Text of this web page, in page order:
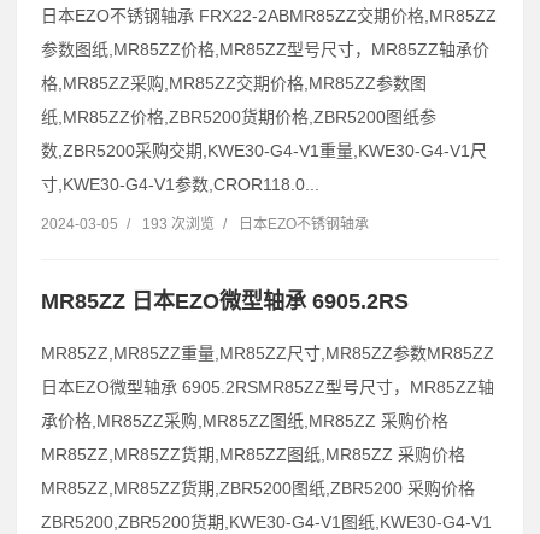
日本EZO不锈钢轴承 FRX22-2ABMR85ZZ交期价格,MR85ZZ
参数图纸,MR85ZZ价格,MR85ZZ型号尺寸，MR85ZZ轴承价
格,MR85ZZ采购,MR85ZZ交期价格,MR85ZZ参数图
纸,MR85ZZ价格,ZBR5200货期价格,ZBR5200图纸参
数,ZBR5200采购交期,KWE30-G4-V1重量,KWE30-G4-V1尺
寸,KWE30-G4-V1参数,CROR118.0...
2024-03-05 / 193 次浏览 / 日本EZO不锈钢轴承
MR85ZZ 日本EZO微型轴承 6905.2RS
MR85ZZ,MR85ZZ重量,MR85ZZ尺寸,MR85ZZ参数MR85ZZ
日本EZO微型轴承 6905.2RSMR85ZZ型号尺寸，MR85ZZ轴
承价格,MR85ZZ采购,MR85ZZ图纸,MR85ZZ 采购价格
MR85ZZ,MR85ZZ货期,MR85ZZ图纸,MR85ZZ 采购价格
MR85ZZ,MR85ZZ货期,ZBR5200图纸,ZBR5200 采购价格
ZBR5200,ZBR5200货期,KWE30-G4-V1图纸,KWE30-G4-V1